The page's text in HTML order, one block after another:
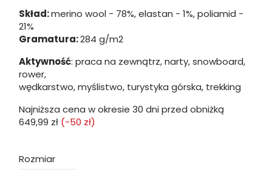
Skład:merino wool - 78%, elastan - 1%, poliamid -
21%
Gramatura:284 g/m2
Aktywność: praca na zewnątrz, narty, snowboard,
rower,
wędkarstwo, myślistwo, turystyka górska, trekking
Najniższa cena w okresie 30 dni przed obniżką
649,99 zł (-50 zł)
Rozmiar